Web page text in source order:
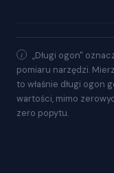
„Długi ogon"
pomiaru narzędzi.
to właśnie długi ogon
wartości, mimo
zero popytu.